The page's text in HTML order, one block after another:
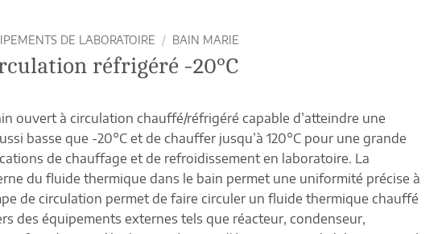
DE LABORATOIRE / BAIN MARIE
réfrigéré -20°C
ouvert à circulation chauffé/réfrigéré capable d’atteindre une
basse que -20°C et de chauffer jusqu’à 120°C pour une grande
de chauffage et de refroidissement en laboratoire. La
du fluide thermique dans le bain permet une uniformité précise à
de circulation permet de faire circuler un fluide thermique chauffé
des équipements externes tels que réacteur, condenseur,